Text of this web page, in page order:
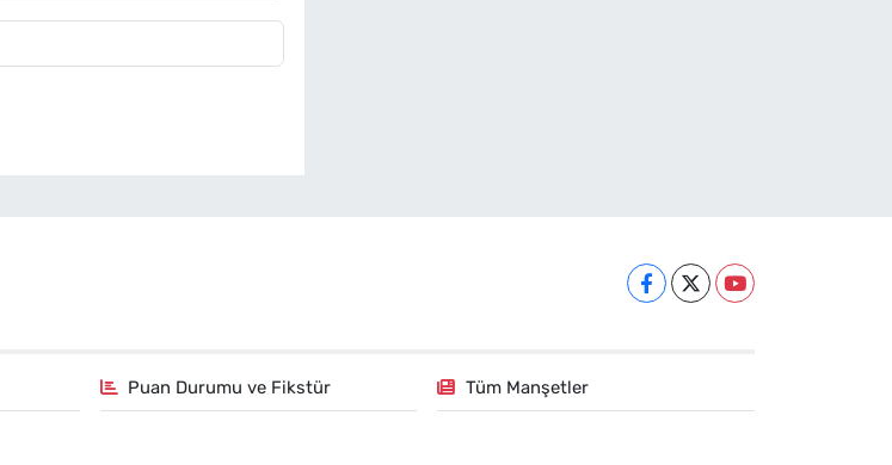
Puan Durumu ve Fikstür Tüm Manşetler